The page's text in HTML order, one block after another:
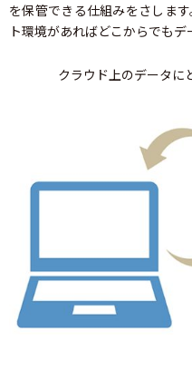
を保管できる仕組みをさしま
ト環境があればどこからでもデ
クラウド上のデータに